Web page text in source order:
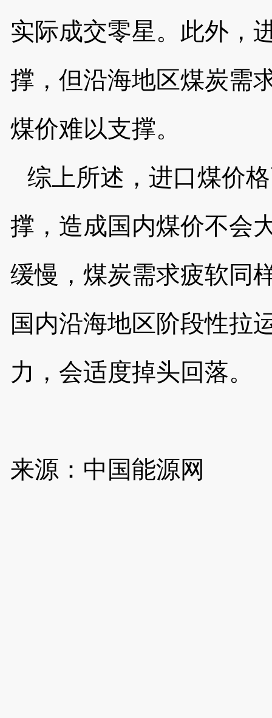
实际成交零星。此外，
撑，但沿海地区煤炭需
煤价难以支撑。
综上所述，进口煤价
撑，造成国内煤价不会
缓慢，煤炭需求疲软同
国内沿海地区阶段性拉
力，会适度掉头回落。
来源：中国能源网